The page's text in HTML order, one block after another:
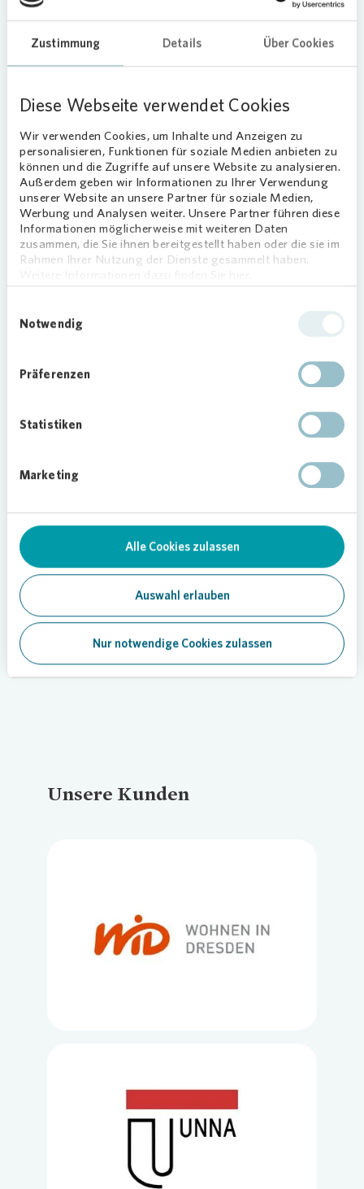
Zustimmung Details Über Cookies
Diese Webseite verwendet Cookies
Wir verwenden Cookies, um Inhalte und Anzeigen zu
personalisieren, Funktionen für soziale Medien anbieten zu
können und die Zugriffe auf unsere Website zu analysieren.
Außerdem geben wir Informationen zu Ihrer Verwendung
unserer Website an unsere Partner für soziale Medien,
Werbung und Analysen weiter. Unsere Partner führen diese
Informationen möglicherweise mit weiteren Daten
zusammen, die Sie ihnen bereitgestellt haben oder die sie im
Rahmen Ihrer Nutzung der Dienste gesammelt haben.
Notwendig
Präferenzen
Statistiken
Marketing
Alle Cookies zulassen
Auswahl erlauben
Nur notwendige Cookies zulassen
Inhalte von Google zulassen
Auf unserer Website wird die interaktive Karte von
Google Maps eingesetzt. Mit der Aktivierung von
Google Maps stimmen Sie zu, dass wir mit dem Laden
der Karte Ihre IP-Adresse, Informationen zum Endgerät
und Browser an Google übermitteln. Sie willigen zudem
ein, dass die Daten von Google in den USA verarbeitet
dass Ihre Daten durch US-Behörden zu Zwecken der
Rechtsbehelfsmöglichkeiten verarbeitet werden. Ihre
Einwilligung können Sie jederzeit mit Klick auf den
Unsere Kunden
Loading...
Loading...